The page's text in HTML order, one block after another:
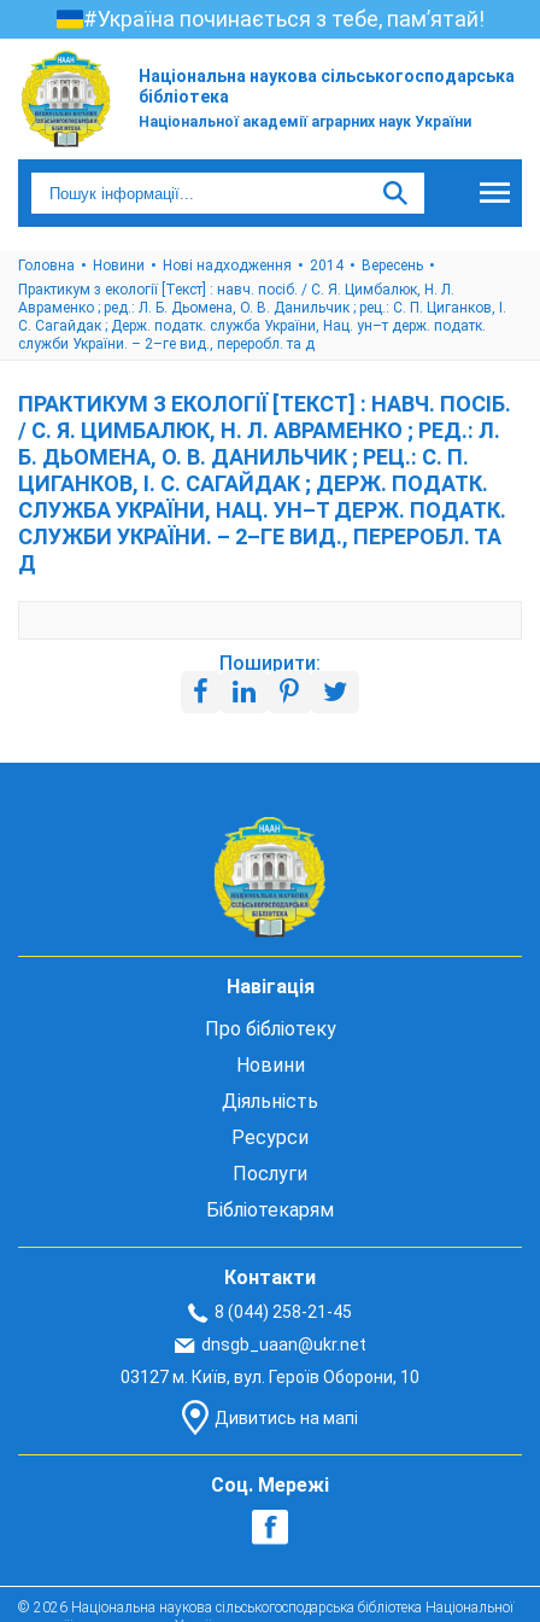
#Україна починається з тебе, пам’ятай!
Національна наукова сільськогосподарська
бібліотека
Національної академії аграрних наук України
Головна Новини Нові надходження 2014
Вересень
Практикум з екології [Текст] : навч. посіб. / С. Я. Цимбалюк, Н. Л.
Авраменко ; ред.: Л. Б. Дьомена, О. В. Данильчик ; рец.: С. П. Циганков, І.
С. Сагайдак ; Держ. податк. служба України, Нац. ун–т держ. податк.
служби України. – 2–ге вид., переробл. та д
ПРАКТИКУМ З ЕКОЛОГІЇ [ТЕКСТ] : НАВЧ. ПОСІБ.
/ С. Я. ЦИМБАЛЮК, Н. Л. АВРАМЕНКО ; РЕД.: Л.
Б. ДЬОМЕНА, О. В. ДАНИЛЬЧИК ; РЕЦ.: С. П.
ЦИГАНКОВ, І. С. САГАЙДАК ; ДЕРЖ. ПОДАТК.
СЛУЖБА УКРАЇНИ, НАЦ. УН–Т ДЕРЖ. ПОДАТК.
СЛУЖБИ УКРАЇНИ. – 2–ГЕ ВИД., ПЕРЕРОБЛ. ТА
Д
Поширити:
Навігація
Про бібліотеку
Новини
Діяльність
Ресурси
Послуги
Бібліотекарям
Контакти
8 (044) 258-21-45
dnsgb_uaan@ukr.net
03127 м. Київ, вул. Героїв Оборони, 10
Дивитись на мапі
Соц. Мережі
© 2026 Національна наукова сільськогосподарська бібліотека Національної